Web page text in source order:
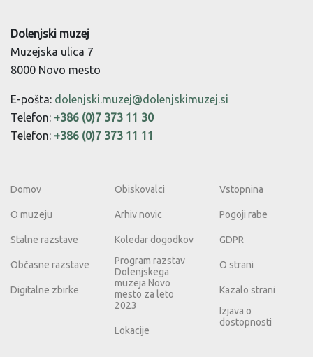
Dolenjski muzej
Muzejska ulica 7
8000 Novo mesto
E-pošta: dolenjski.muzej@dolenjskimuzej.si
Telefon: +386 (0)7 373 11 30
Telefon: +386 (0)7 373 11 11
Domov
O muzeju
Stalne razstave
Občasne razstave
Digitalne zbirke
Obiskovalci
Arhiv novic
Koledar dogodkov
Program razstav
Dolenjskega
muzeja Novo
mesto za leto
2023
Lokacije
Vstopnina
Pogoji rabe
GDPR
O strani
Kazalo strani
Izjava o
dostopnosti